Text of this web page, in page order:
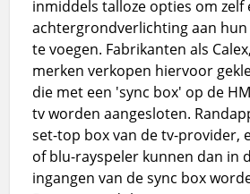
inmiddels talloze opties om zelf
achtergrondverlichting aan
te voegen. Fabrikanten als
merken verkopen hiervoor
die met een 'sync box' op de
tv worden aangesloten.
set-top box van de tv-provider,
of blu-rayspeler kunnen dan in
ingangen van de sync box